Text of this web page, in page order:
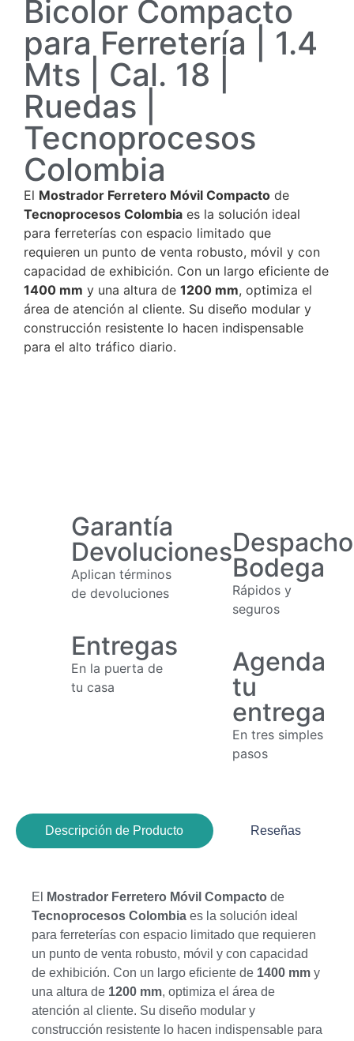
Bicolor Compacto
para Ferretería | 1.4
Mts | Cal. 18 |
Ruedas |
Tecnoprocesos
Colombia
El Mostrador Ferretero Móvil Compacto de
Tecnoprocesos Colombia es la solución ideal
para ferreterías con espacio limitado que
requieren un punto de venta robusto, móvil y con
capacidad de exhibición. Con un largo eficiente de
1400 mm y una altura de 1200 mm, optimiza el
área de atención al cliente. Su diseño modular y
construcción resistente lo hacen indispensable
para el alto tráfico diario.
Garantía
Devoluciones
Aplican términos
de devoluciones
Bodega
Rápidos y
seguros
Entregas
En la puerta de
tu casa
Agenda
tu
entrega
En tres simples
pasos
Descripción de Producto Reseñas
El Mostrador Ferretero Móvil Compacto de
Tecnoprocesos Colombia es la solución ideal
para ferreterías con espacio limitado que requieren
un punto de venta robusto, móvil y con capacidad
de exhibición. Con un largo eficiente de 1400 mm y
una altura de 1200 mm, optimiza el área de
atención al cliente. Su diseño modular y
construcción resistente lo hacen indispensable para